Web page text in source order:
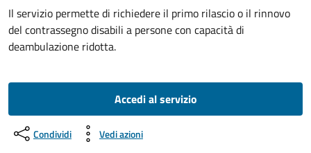
Il servizio permette di richiedere il primo rilascio o il rinnovo
del contrassegno disabili a persone con capacità di
deambulazione ridotta.
Accedi al servizio
Condividi Vedi azioni